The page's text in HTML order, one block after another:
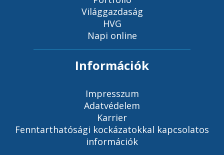
Világgazdaság
HVG
Napi online
Információk
Impresszum
Adatvédelem
Karrier
Fenntarthatósági kockázatokkal kapcsolatos
információk